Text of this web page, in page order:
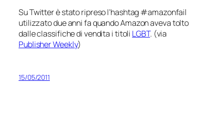
Su Twitter è stato ripreso l’hashtag #amazonfail
utilizzato due anni fa quando Amazon aveva tolto
dalle classifiche di vendita i titoli LGBT. (via
Publisher Weekly)
15/05/2011